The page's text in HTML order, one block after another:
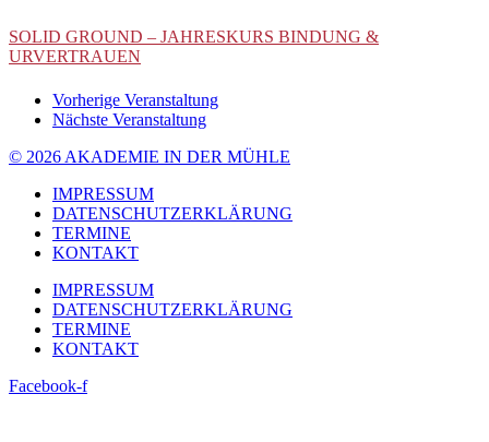
SOLID GROUND – JAHRESKURS BINDUNG &
URVERTRAUEN
Vorherige Veranstaltung
Nächste Veranstaltung
© 2026 AKADEMIE IN DER MÜHLE
IMPRESSUM
DATENSCHUTZERKLÄRUNG
TERMINE
KONTAKT
IMPRESSUM
DATENSCHUTZERKLÄRUNG
TERMINE
KONTAKT
Facebook-f